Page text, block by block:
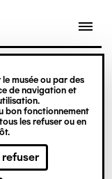
musée ou par des
de navigation et
bon fonctionnement
les refuser ou en
refuser